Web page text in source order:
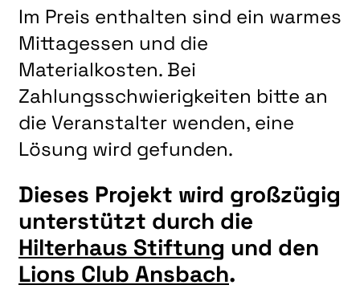
Im Preis enthalten sind ein warmes
Mittagessen und die
Materialkosten. Bei
Zahlungsschwierigkeiten bitte an
die Veranstalter wenden, eine
Lösung wird gefunden.
Dieses Projekt wird großzügig
unterstützt durch die
Hilterhaus Stiftung und den
Lions Club Ansbach.